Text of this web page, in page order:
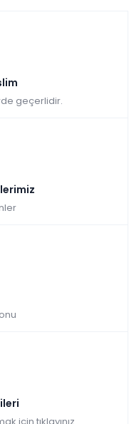
geçerlidir.
için tıklayınız